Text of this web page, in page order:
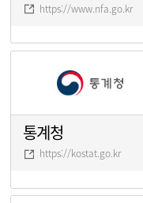
https://www.nfa.go.kr
통계청
https://kostat.go.kr